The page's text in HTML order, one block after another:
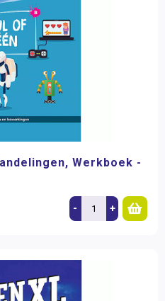
Werkboek -
- +